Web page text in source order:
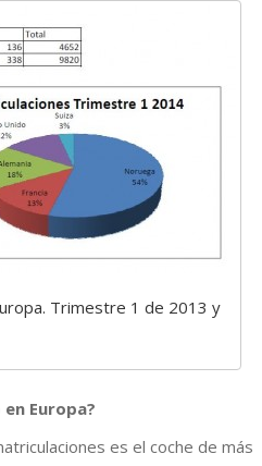
Trimestre 1 de 2013 y
Europa?
es el coche de más